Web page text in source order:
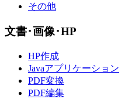
その他
文書･画像･HP
HP作成
Javaアプリケーション
PDF変換
PDF編集